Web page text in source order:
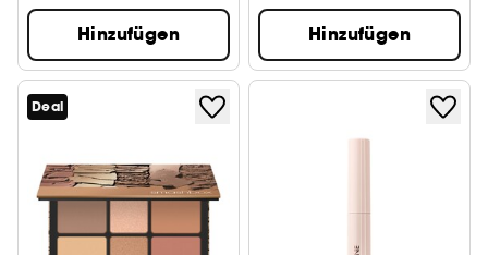
Hinzufügen Hinzufügen
Deal